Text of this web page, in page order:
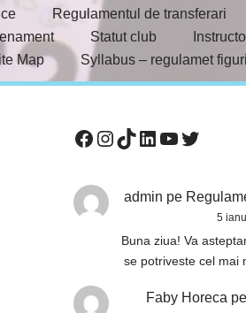
Regulamentul de transferari
Statut club
Map Syllabus – regulamet
admin pe
5
Buna ziua! Va
se potriveste cel mai
Faby Horeca pe